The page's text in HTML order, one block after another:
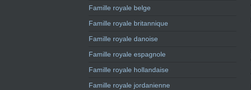
Famille royale belge
Famille royale britannique
Famille royale danoise
Famille royale espagnole
Famille royale hollandaise
Famille royale jordanienne